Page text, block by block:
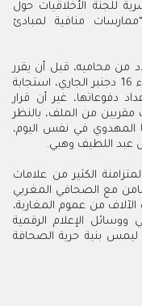
للجنة الأخلاقيات حول
منافية لمبادئ
من محاميه، قبل أن يقرر
القاضي تأجيل البت في الملف إلى يوم الثلاثاء 16 دجنبر الجاري، استجابة
دفوعاتها، غير أن قرار
مقربين من الملف، بالنظر
المهدوي في نفس اليوم،
عبد اللطيف وهبي.
الكثير من علامات
مع الصحافي المغربي
من عموم المغاربة،
ووسائل الإعلام الرقمية
ليمس بنية حرية الصحافة